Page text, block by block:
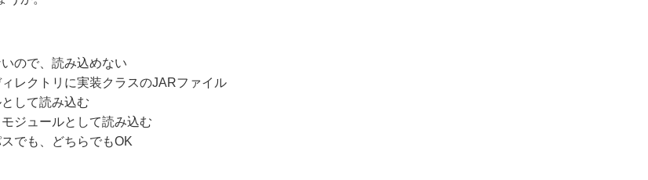
ので、読み込めない
レクトリに実装クラスのJARファイル
して読み込む
ジュールとして読み込む
でも、どちらでもOK